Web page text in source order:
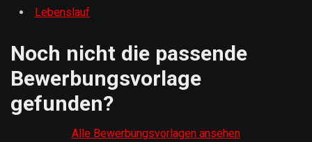
Lebenslauf
Noch nicht die passende
Bewerbungsvorlage
gefunden?
Alle Bewerbungsvorlagen ansehen